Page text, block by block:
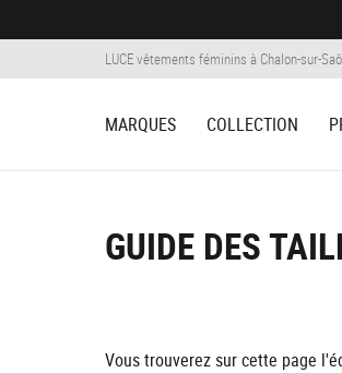
LUCE vêtements féminins à Chalon-sur-
MARQUES COLLECTION
GUIDE DES
Vous trouverez sur cette page